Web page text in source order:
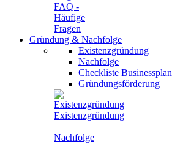
FAQ -
Häufige
Fragen
Gründung & Nachfolge
Existenzgründung
Nachfolge
Checkliste Businessplan
Gründungsförderung
Existenzgründung
Nachfolge